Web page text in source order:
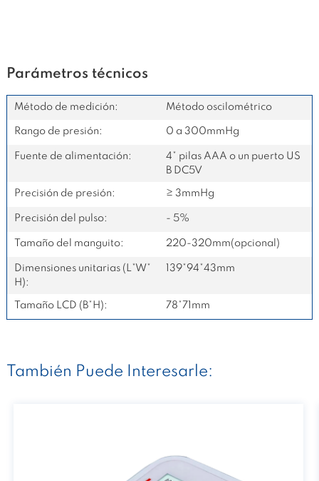
Parámetros técnicos
Método de medición: Método oscilométrico
Rango de presión: 0 a 300mmHg
Fuente de alimentación:
4* pilas AAA o un puerto US
B DC5V
Precisión de presión: ≥ 3mmHg
Precisión del pulso: - 5%
Tamaño del manguito: 220-320mm(opcional)
Dimensiones unitarias (L*W*
H):
139*94*43mm
Tamaño LCD (B*H): 78*71mm
También Puede Interesarle: